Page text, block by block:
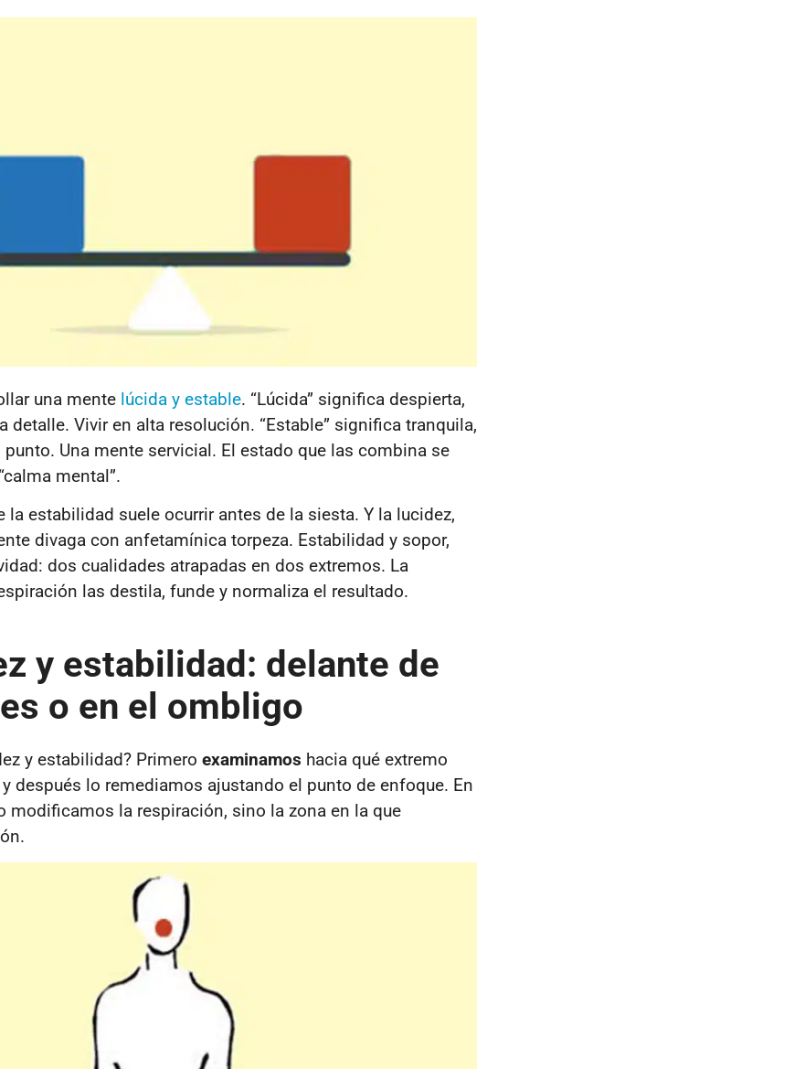
una mente lúcida y estable. “Lúcida” significa despierta,
detalle. Vivir en alta resolución. “Estable” significa tranquila,
Una mente servicial. El estado que las combina se
mental”.
la estabilidad suele ocurrir antes de la siesta. Y la lucidez,
divaga con anfetamínica torpeza. Estabilidad y sopor,
dos cualidades atrapadas en dos extremos. La
las destila, funde y normaliza el resultado.
y estabilidad: delante de
o en el ombligo
y estabilidad? Primero examinamos hacia qué extremo
después lo remediamos ajustando el punto de enfoque. En
modificamos la respiración, sino la zona en la que